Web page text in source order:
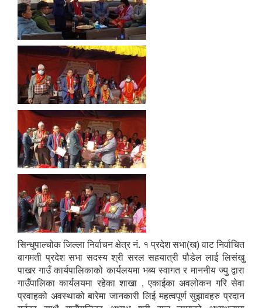
सिन्धुपाल्चोक जिल्ला निर्वाचन क्षेत्र नं. १ प्रदेश सभा(ख) वाट निर्वाचित
बागमती प्रदेश सभा सदस्य श्री सरल सहयात्री पौडेल लाई लिसंखु
पाखर गाउँ कार्यपालिकाको कार्यलयमा भब्य स्वागत र माननीय ज्यु द्वारा
गाउँपालिका कार्यलयमा रहेका शाखा , एकाईका अवलोकन गरि सेवा
प्रवाहको अवस्थाको बारेमा जानकारी लिई महत्वपूर्ण सुझावहरु प्रदान